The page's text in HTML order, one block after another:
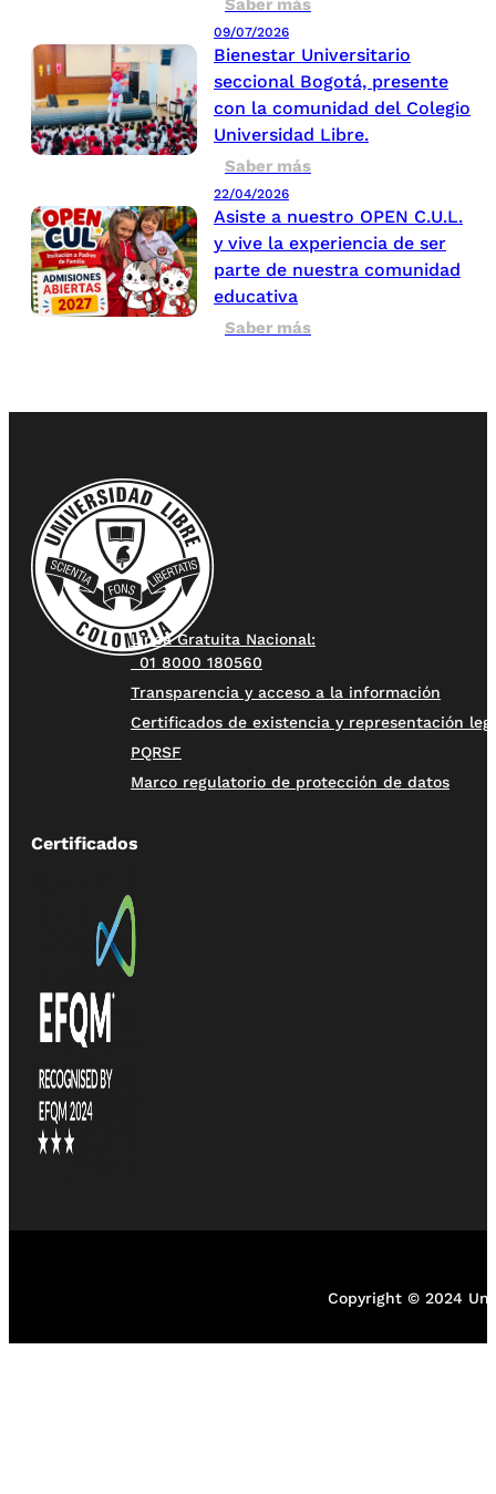
Saber más
09/07/2026
Bienestar Universitario
seccional Bogotá, presente
con la comunidad del Colegio
Universidad Libre.
Saber más
22/04/2026
Asiste a nuestro OPEN C.U.L.
y vive la experiencia de ser
parte de nuestra comunidad
educativa
Saber más
Línea Gratuita Nacional:
01 8000 180560
Transparencia y acceso a la información
Certificados de existencia y representación
PQRSF
Marco regulatorio de protección de datos
Certificados
Copyright © 2024